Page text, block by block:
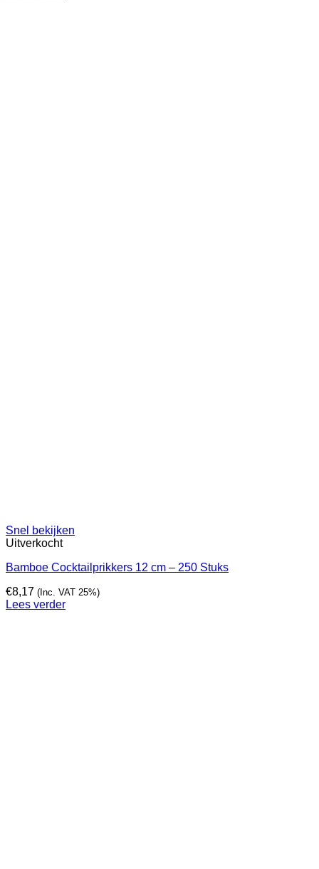
Snel bekijken
Uitverkocht
Bamboe Cocktailprikkers 12 cm – 250 Stuks
€8,17 (Inc. VAT 25%)
Lees verder